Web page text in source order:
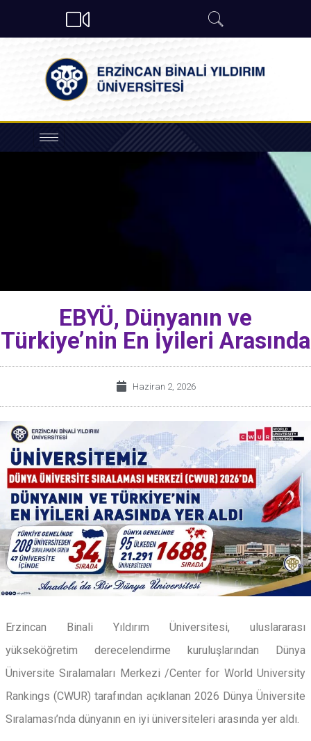
EBYÜ, Dünyanın ve
Türkiye’nin En İyileri Arasında
Haziran 2, 2026
Erzincan Binali Yıldırım Üniversitesi, uluslararası
yükseköğretim derecelendirme kuruluşlarından Dünya
Üniversite Sıralamaları Merkezi /Center for World University
Rankings (CWUR) tarafından açıklanan 2026 Dünya Üniversite
Sıralaması’nda dünyanın en iyi üniversiteleri arasında yer aldı.